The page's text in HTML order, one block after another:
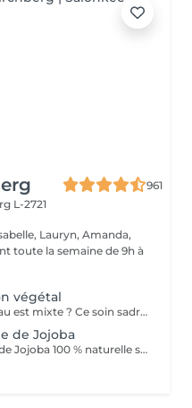
961
L-2721
Lauryn, Amanda,
toute la semaine de 9h à
végétal
Votre teint est brouillé ? Votre peau est mixte ? Ce soin sadresse à vous. Votre peau est nettoyée par une exfoliation douce, sous vapeur, complétée par une extraction des comédons. Pour finir, lapplication dun masque purifie la zone médiane (front, nez, menton), et hydrate le reste de votre visage. Detoxifié et hydraté, votre visage retrouve un teint unifié et lumineux. Bénéfices : Detoxifié et hydraté, votre visage retrouve un teint unifié et lumineux.
de Jojoba
Découvrez la sensation de l'huile de Jojoba 100 % naturelle sur votre peau. Nourrie, votre peau retrouve tout son confort. Libéré de ses tensions grâce aux mains habiles de notre esthéticienne, votre visage est détendu. Bénéfices : Nourrie, votre peau retrouve tout son confort.